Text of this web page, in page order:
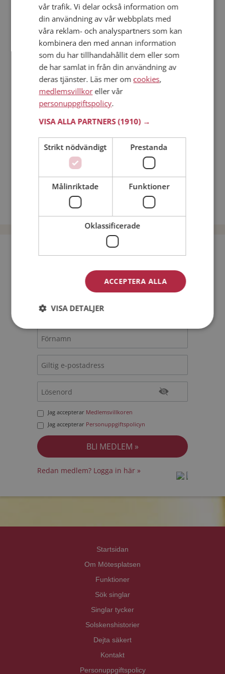
Läs mer
Steg 2 - Så här fungerar våra sökfunktioner
Steg 3 - Tips på hur du tar kontakt
Dejta säkert
Nätdejtingtips
Match Making på Mötesplatsen
Läs mer om vad Mötesplatsens singlar tycker
Kvinnor från Åsele
Män från Åsele
Dejta kvinnor i Sverige
Dejta män i Sverige
Bli medlem utan kostnad!
Man Kvinna
Min ålder:
Jag accepterar Medlemsvillkoren
Jag accepterar Personuppgiftspolicyn
Redan medlem? Logga in här »
Startsidan
Om Mötesplatsen
Funktioner
Sök singlar
Singlar tycker
Solskenshistorier
Dejta säkert
Kontakt
Personuppgiftspolicy
vår trafik. Vi delar också information om
din användning av vår webbplats med
våra reklam- och analyspartners som kan
kombinera den med annan information
som du har tillhandahållit dem eller som
de har samlat in från din användning av
deras tjänster. Läs mer om cookies,
medlemsvillkoreller vår
personuppgiftspolicy.
VISA ALLA PARTNERS(1910) →
Strikt nödvändigt Prestanda
Målinriktade Funktioner
Oklassificerade
ACCEPTERA ALLA
VISA DETALJER